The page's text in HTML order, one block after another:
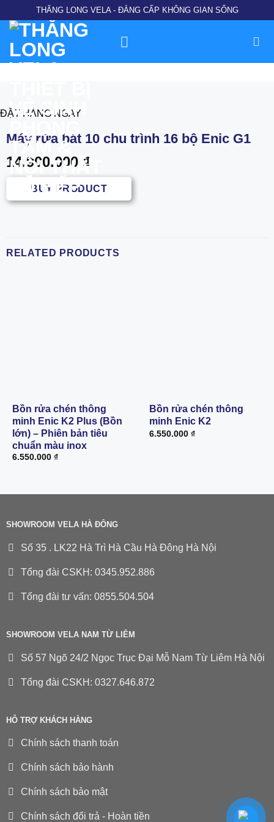
đến
dung
THĂNG LONG VELA - ĐẲNG CẤP KHÔNG GIAN SỐNG
ĐẶT HÀNG NGAY
Máy rửa bát 10 chu trình 16 bộ Enic G1
14.900.000 ₫
BUY PRODUCT
RELATED PRODUCTS
Bồn rửa chén thông
minh Enic K2 Plus (Bồn
lớn) – Phiên bản tiêu
chuẩn màu inox
6.550.000 ₫
Bồn rửa chén thông
minh Enic K2
6.550.000 ₫
SHOWROOM VELA HÀ ĐÔNG
Số 35 . LK22 Hà Trì Hà Cầu Hà Đông Hà Nội
Tổng đài CSKH: 0345.952.886
Tổng đài tư vấn: 0855.504.504
SHOWROOM VELA NAM TỪ LIÊM
Số 57 Ngõ 24/2 Ngọc Trục Đại Mỗ Nam Từ Liêm Hà Nội
Tổng đài CSKH: 0327.646.872
HỖ TRỢ KHÁCH HÀNG
Chính sách thanh toán
Chính sách bảo hành
Chính sách bảo mật
Chính sách đổi trả - Hoàn tiền